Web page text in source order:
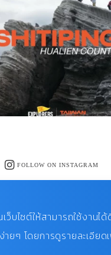
FOLLOW ON INSTAGRAM
ว็บไซต์ให้สามารถใช้งานไ
ยๆ โดยการดูรายละเอียด